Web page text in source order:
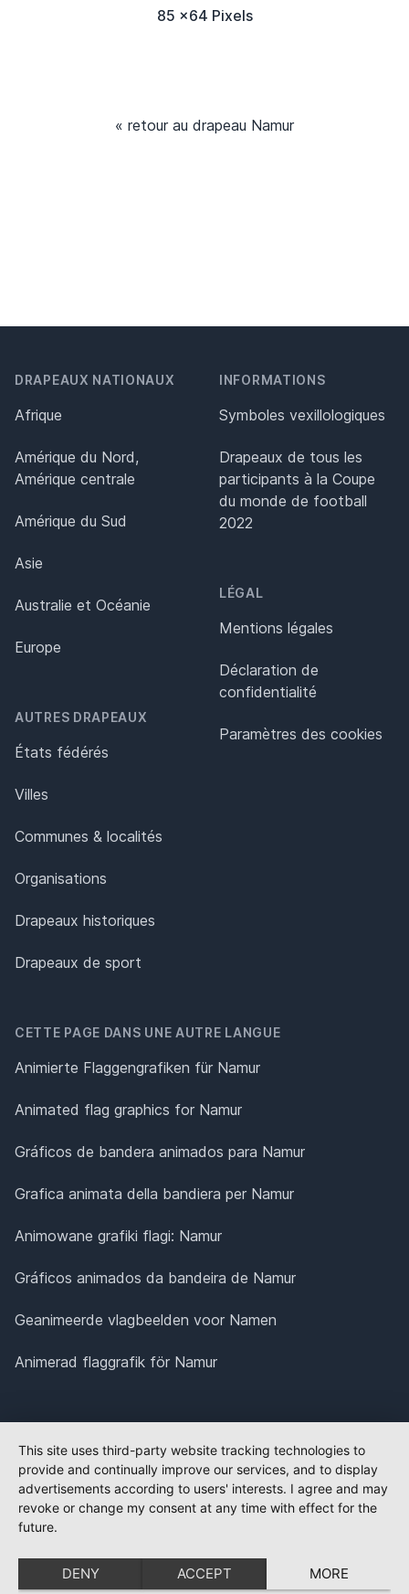
85 x64 Pixels
« retour au drapeau Namur
DRAPEAUX NATIONAUX
Afrique
Amérique du Nord,
Amérique centrale
Amérique du Sud
Asie
Australie et Océanie
Europe
AUTRES DRAPEAUX
États fédérés
Villes
Communes & localités
Organisations
Drapeaux historiques
Drapeaux de sport
INFORMATIONS
Symboles vexillologiques
Drapeaux de tous les
participants à la Coupe
du monde de football
2022
LÉGAL
Mentions légales
Déclaration de
confidentialité
Paramètres des cookies
CETTE PAGE DANS UNE AUTRE LANGUE
Animierte Flaggengrafiken für Namur
Animated flag graphics for Namur
Gráficos de bandera animados para Namur
Grafica animata della bandiera per Namur
Animowane grafiki flagi: Namur
Gráficos animados da bandeira de Namur
Geanimeerde vlagbeelden voor Namen
Animerad flaggrafik för Namur
This site uses third-party website tracking technologies to
provide and continually improve our services, and to display
advertisements according to users' interests. I agree and may
revoke or change my consent at any time with effect for the
future.
DENY ACCEPT MORE